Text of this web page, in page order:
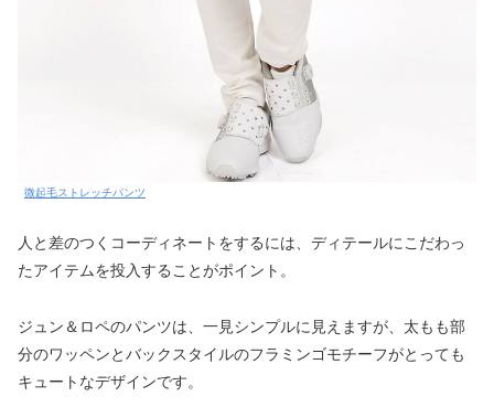
微起毛ストレッチパンツ
人と差のつくコーディネートをするには、ディテールにこだわっ
たアイテムを投入することがポイント。
ジュン＆ロペのパンツは、一見シンプルに見えますが、太もも部
分のワッペンとバックスタイルのフラミンゴモチーフがとっても
キュートなデザインです。